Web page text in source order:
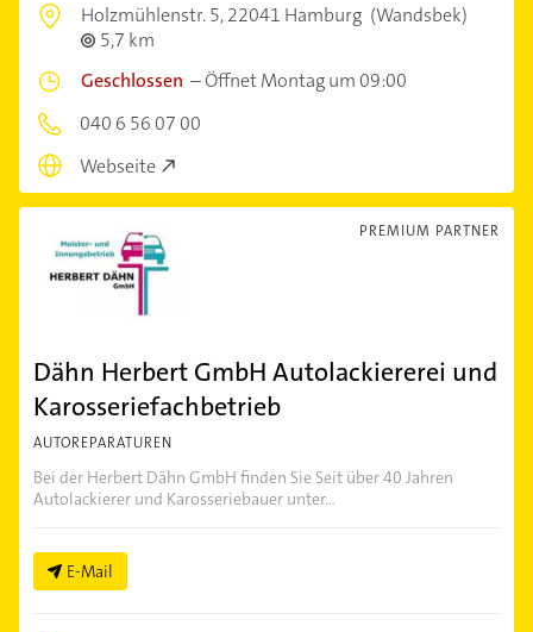
Holzmühlenstr. 5,22041 Hamburg (Wandsbek)
5,7 km
Geschlossen –Öffnet Montag um 09:00
040 6 56 07 00
Webseite
PREMIUM PARTNER
Dähn Herbert GmbH Autolackiererei und
Karosseriefachbetrieb
AUTOREPARATUREN
Bei der Herbert Dähn GmbH finden Sie Seit über 40 Jahren
Autolackierer und Karosseriebauer unter...
E-Mail